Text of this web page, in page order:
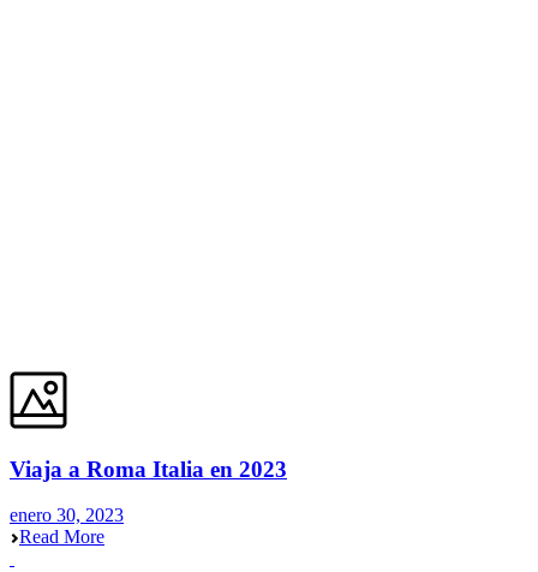
Viaja a Roma Italia en 2023
enero 30, 2023
Read More